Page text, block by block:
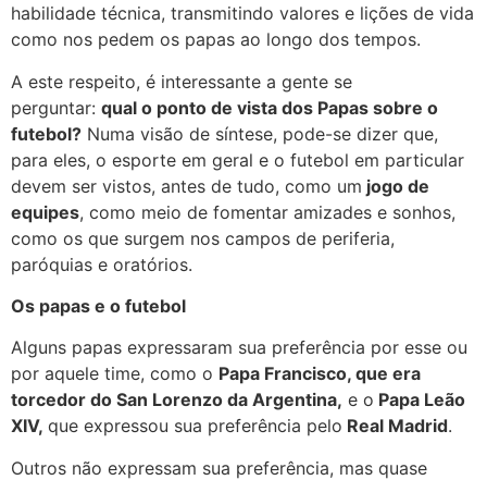
habilidade técnica, transmitindo valores e lições de vida
como nos pedem os papas ao longo dos tempos.
A este respeito, é interessante a gente se
perguntar: qual o ponto de vista dos Papas sobre o
futebol? Numa visão de síntese, pode-se dizer que,
para eles, o esporte em geral e o futebol em particular
devem ser vistos, antes de tudo, como um jogo de
equipes, como meio de fomentar amizades e sonhos,
como os que surgem nos campos de periferia,
paróquias e oratórios.
Os papas e o futebol
Alguns papas expressaram sua preferência por esse ou
por aquele time, como o Papa Francisco, que era
torcedor do San Lorenzo da Argentina, e o Papa Leão
XIV, que expressou sua preferência pelo Real Madrid.
Outros não expressam sua preferência, mas quase